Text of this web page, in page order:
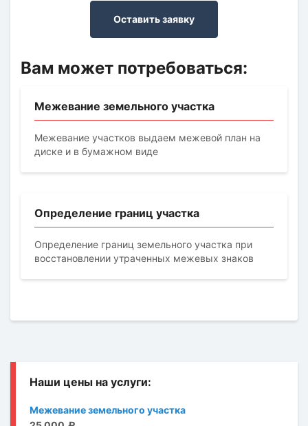
Оставить заявку
Вам может потребоваться:
Межевание земельного участка
Межевание участков выдаем межевой план на
диске и в бумажном виде
Определение границ участка
Определение границ земельного участка при
восстановлении утраченных межевых знаков
Межевание земельного участка